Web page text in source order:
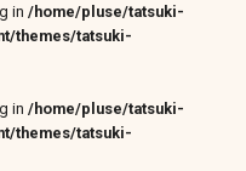
in/home/pluse/tatsuki-
themes/tatsuki-
in/home/pluse/tatsuki-
themes/tatsuki-